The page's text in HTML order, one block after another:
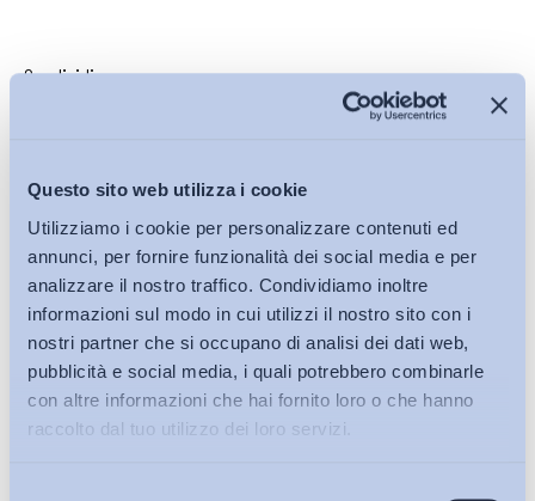
Questo sito web utilizza i cookie
Utilizziamo i cookie per personalizzare contenuti ed
annunci, per fornire funzionalità dei social media e per
analizzare il nostro traffico. Condividiamo inoltre
informazioni sul modo in cui utilizzi il nostro sito con i
nostri partner che si occupano di analisi dei dati web,
pubblicità e social media, i quali potrebbero combinarle
con altre informazioni che hai fornito loro o che hanno
raccolto dal tuo utilizzo dei loro servizi.
Condividi su:
Iscriviti alla Newsletter